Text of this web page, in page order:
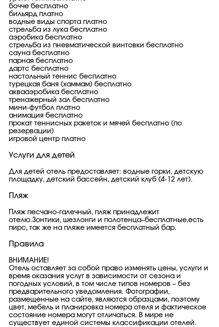
бочче бесплатно
бильярд платно
водные виды спорта платно
стрельба из лука бесплатно
аэробика бесплатно
стрельба из пневматической винтовки бесплатно
сауна бесплатно
парная бесплатно
дартс бесплатно
настольный теннис бесплатно
турецкая баня (хаммам) бесплатно
аквааэробика бесплатно
тренажерный зал бесплатно
мини-футбол платно
анимация бесплатно
прокат теннисных ракеток и мячей бесплатно (по
резервации)
игровой центр платно
Услуги для детей
Для детей отель предоставляет: водные горки, детскую
площадку, детский бассейн, детский клуб (4-12 лет).
Пляж
Пляж песчано-галечный, пляж принадлежит
отелю.Зонтики, шезлонги и полотенца–бесплатные,есть
пирс, так же на пляже имеется бесплатный бар.
Правила
ВНИМАНИЕ!
Отель оставляет за собой право изменять цены, услуги и
время оказания услуг в зависимости от сезона и
погодных условий, в том числе типов номеров – без
предварительного уведомления. Фотографии,
размещенные на сайте, являются образцами, поэтому
цвет, мебель и планировка номера отеля и фактическое
состояние номера могут отличаться. В мире не
существует единой системы классификации отелей.